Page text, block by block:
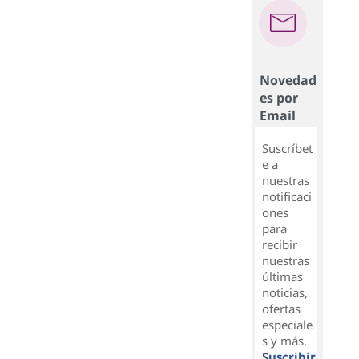
Novedad
es por
Email
Suscríbet
e a
nuestras
notificaci
ones
para
recibir
nuestras
últimas
noticias,
ofertas
especiale
s y más.